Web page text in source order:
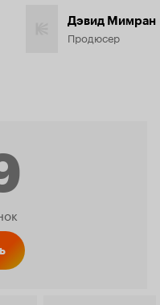
Дэвид Мимран
Продюсер